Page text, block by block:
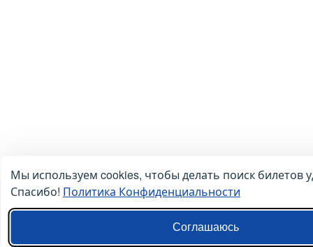
Мы используем cookies, чтобы делать поиск билетов
Спасибо! Политика Конфиденциальности
Соглашаюсь